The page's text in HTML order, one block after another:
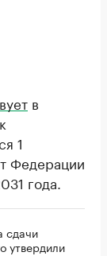
в
1
Федерации
года.
сдачи
утвердили